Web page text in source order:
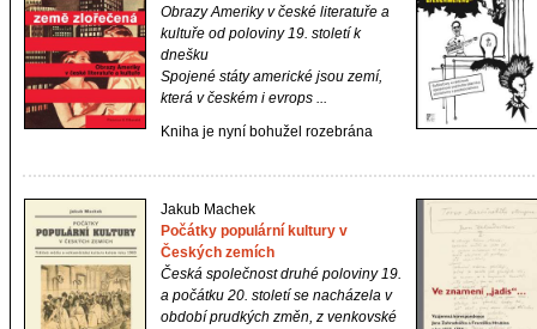
Obrazy Ameriky v české literatuře a
kultuře od poloviny 19. století k
dnešku
Spojené státy americké jsou zemí,
která v českém i evrops ...
Kniha je nyní bohužel rozebrána
Jakub Machek
Počátky populární kultury v
Českých zemích
Česká společnost druhé poloviny 19.
a počátku 20. století se nacházela v
období prudkých změn, z venkovské